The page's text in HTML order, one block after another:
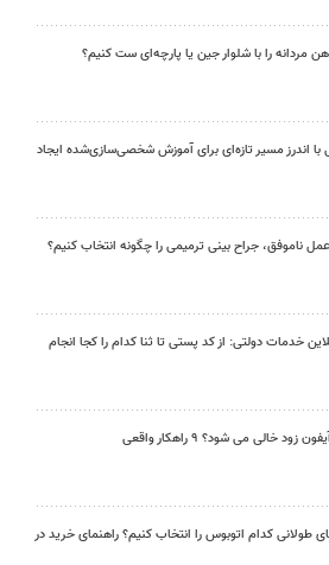
مردانه را با شلوار جین یا پارچه‌ای ست کنیم؟
با اندرز مسیر تازه‌ای برای آموزش شخصی‌سازی‌شده ایجاد
ناموفق، جراح بینی ترمیمی را چگونه انتخاب کنیم؟
خدمات دولتی: از کد پستی تا ثنا کدام را کجا انجام
زود خالی می شود؟ ۹ راهکار واقعی
طولانی کدام اتوبوس را انتخاب کنیم؟ راهنمای خرید در